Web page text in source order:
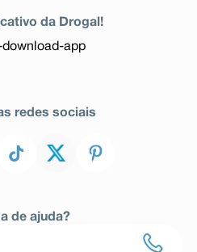
da Drogal!
redes sociais
de ajuda?